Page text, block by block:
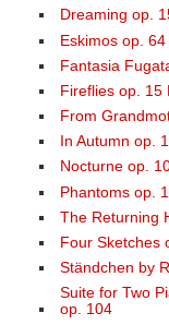
Dreaming op.
Eskimos op.
Fantasia
Fireflies op. 15
From
In Autumn op.
Nocturne op.
Phantoms op.
The Returning
Four Sketches
Ständchen by
Suite for Two
op. 104